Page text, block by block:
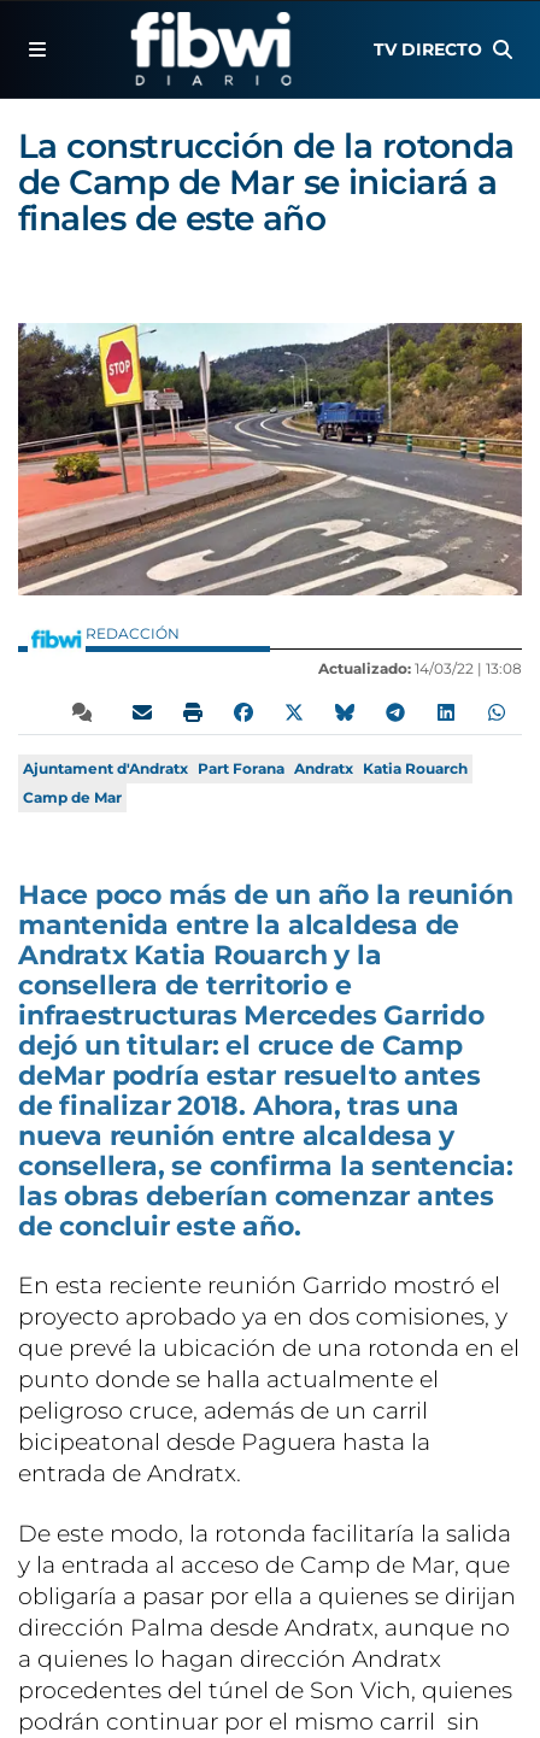
TV DIRECTO
La construcción de la rotonda
de Camp de Mar se iniciará a
finales de este año
REDACCIÓN
Actualizado: 14/03/22 | 13:08
Ajuntament d'Andratx Part Forana Andratx Katia Rouarch
Camp de Mar
Hace poco más de un año la reunión
mantenida entre la alcaldesa de
Andratx Katia Rouarch y la
consellera de territorio e
infraestructuras Mercedes Garrido
dejó un titular: el cruce de Camp
deMar podría estar resuelto antes
de finalizar 2018. Ahora, tras una
nueva reunión entre alcaldesa y
consellera, se confirma la sentencia:
las obras deberían comenzar antes
de concluir este año.
En esta reciente reunión Garrido mostró el
proyecto aprobado ya en dos comisiones, y
que prevé la ubicación de una rotonda en el
punto donde se halla actualmente el
peligroso cruce, además de un carril
bicipeatonal desde Paguera hasta la
entrada de Andratx.
De este modo, la rotonda facilitaría la salida
y la entrada al acceso de Camp de Mar, que
obligaría a pasar por ella a quienes se dirijan
dirección Palma desde Andratx, aunque no
a quienes lo hagan dirección Andratx
procedentes del túnel de Son Vich, quienes
podrán continuar por el mismo carril sin